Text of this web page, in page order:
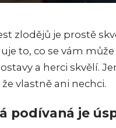
zlodějů je prostě
to, co se vám
a herci skvělí.
vlastně ani nechci.
podívaná je